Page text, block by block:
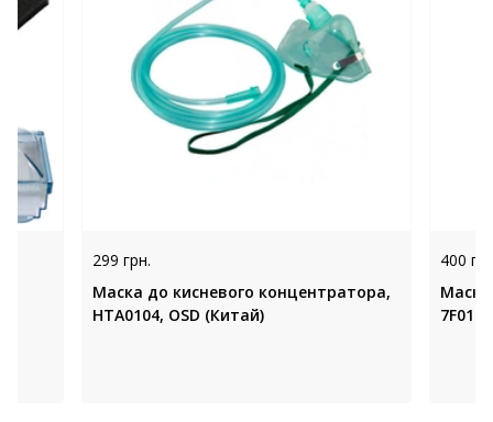
299 грн.
Маска до кисневого концентратора,
НТА0104, OSD (Китай)
400
Маска
7F015